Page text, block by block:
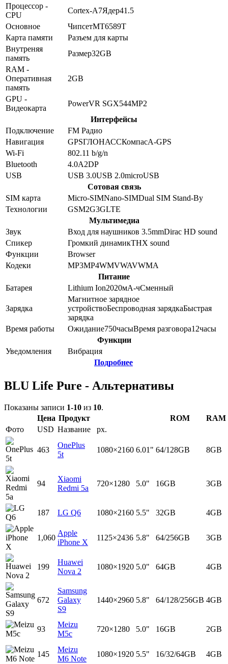
Процессор -
CPU
Cortex-A7Ядер41.5
Основное
ЧипсетMT6589T
Карта памяти
Разъем для карты
Внутреняя
память
Размер32GB
RAM -
Оперативная
память
2GB
GPU -
Видеокарта
PowerVR SGX544MP2
Интерфейсы
Подключение
FM Радио
Навигация
GPSГЛОНАССКомпасA-GPS
Wi-Fi
802.11 b/g/n
Bluetooth
4.0A2DP
USB
USB 3.0USB 2.0microUSB
Сотовая связь
SIM карта
Micro-SIMNano-SIMDual SIM Stand-By
Технологии
GSM2G3GLTE
Мультимедиа
Звук
Вход для наушников 3.5mmDirac HD sound
Спикер
Громкий динамикTHX sound
Функции
Browser
Кодеки
MP3MP4WMVWAVWMA
Питание
Батарея
Lithium Ion2020мА-чСменный
Зарядка
Магнитное зарядное
устройствоБеспроводная зарядкаБыстрая
зарядка
Время работы
Ожидание750часыВремя разговора12часы
Функции
Уведомления
Вибрация
Подробнее
BLU Life Pure - Альтернативы
Показаны записи 1-10 из 10.
Цена Продукт ROM
RAM
Фото
USD Название px.
463
OnePlus
5t
1080×2160 6.01" 64/128GB 8GB
94
Xiaomi
Redmi 5a
720×1280 5.0" 16GB 3GB
187 LG Q6 1080×2160 5.5" 32GB 4GB
1,060
Apple
iPhone X
1125×2436 5.8" 64/256GB 3GB
199
Huawei
Nova 2
1080×1920 5.0" 64GB 4GB
672
Samsung
Galaxy
S9
1440×2960 5.8" 64/128/256GB 4GB
93
Meizu
M5c
720×1280 5.0" 16GB 2GB
145
Meizu
M6 Note
1080×1920 5.5" 16/32/64GB 4GB